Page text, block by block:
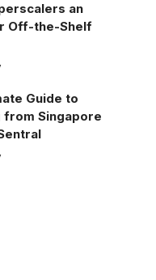
an
Off-the-Shelf
Guide to
from Singapore